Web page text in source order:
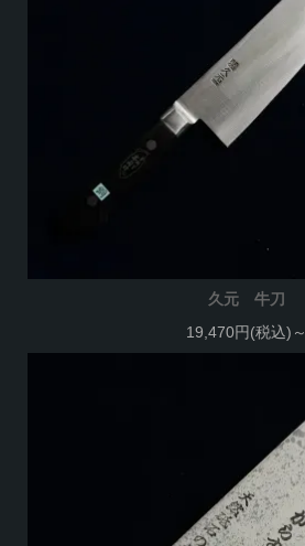
久元 牛刀
19,470円(税込)～